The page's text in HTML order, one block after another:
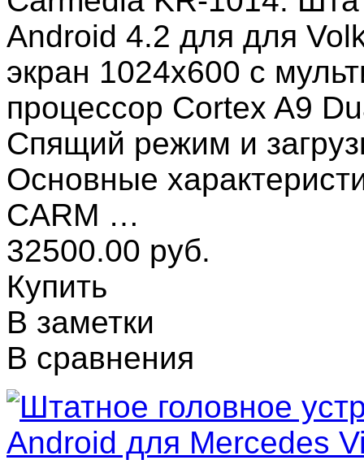
Android 4.2 для для
экран 1024x600 с
процессор Cortex A9
Спящий режим и
Основные
CARM …
32500.00 руб.
Купить
В заметки
В сравнения